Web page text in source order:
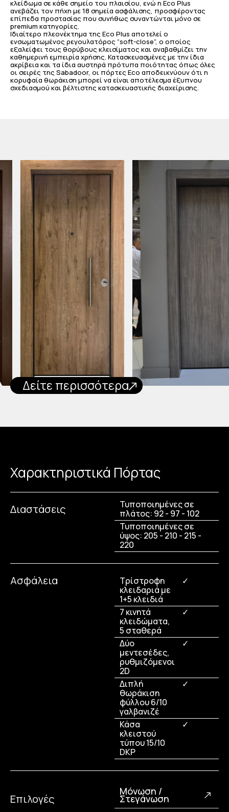
κλείδωμα σε κάθε σημείο του πλαισίου, ενώ η Eco Plus
ανεβάζει τον πήχη με 18 σημεία ασφάλισης, προσφέροντας
επίπεδα προστασίας που συνήθως συναντώνται μόνο σε
premium κατηγορίες.
Ιδιαίτερο πλεονέκτημα της Eco Plus αποτελεί ο
ενσωματωμένος ρεγουλατόρος “soft-close”, ο οποίος
εξαλείφει τους θορύβους κλεισίματος και αναβαθμίζει την
καθημερινή εμπειρία χρήσης. Κατασκευασμένες με την ίδια
ακρίβεια και τα ίδια αυστηρά πρότυπα ποιότητας όπως όλες
οι σειρές της Sabadoor, οι πόρτες Eco αποδεικνύουν ότι η
κορυφαία θωράκιση μπορεί να είναι αποτέλεσμα έξυπνου
σχεδιασμού και βέλτιστης κατασκευαστικής διαχείρισης.
Δείτε περισσότερα
Χαρακτηριστικά Πόρτας
Διαστάσεις
Τυποποιημένες σε
πλάτος: 92 - 97 - 102
Τυποποιημένες σε
ύψος: 205 - 210 - 215 -
220
Ασφάλεια
Τρίστροφη
κλειδαριά με
1+5 κλειδιά
✓
7 κινητά
κλειδώματα,
5 σταθερά
✓
Δύο
μεντεσέδες,
ρυθμιζόμενοι
2D
✓
Διπλή
θωράκιση
φύλλου 6/10
γαλβανιζέ
✓
Κάσα
κλειστού
τύπου 15/10
DKP
✓
Επιλογές
Μόνωση /
Στεγάνωση